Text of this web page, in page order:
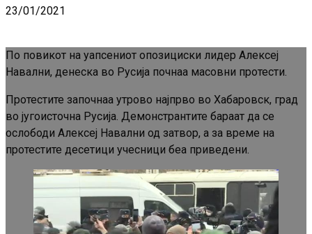
23/01/2021
По повикот на уапсениот опозициски лидер Алексеј
Навални, денеска во Русија почнаа масовни протести.
Протестите започнаа утрово најпрво во Хабаровск, град
во југоисточна Русија. Демонстрантите бараат да се
ослободи Алексеј Навални од затвор, а за време на
протестите десетици учесници беа приведени.